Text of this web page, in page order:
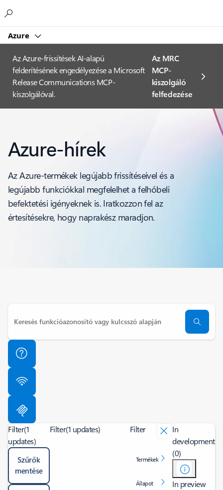
Azure
Az Azure-frissítések AI-alapú
felderítésének engedélyezése a Microsoft
Release Communications MCP-
kiszolgálóval.
Az MRC
MCP-
kiszolgáló
felfedezése
Azure-hírek
Az Azure-termékek legújabb frissítéseivel és a
legújabb funkciókkal megfelelhet a felhőbeli
befektetési igényeknek is. Iratkozzon fel az
értesítésekre, hogy naprakész maradjon.
Filter(1
updates)
Szűrők
mentése
Filter(1 updates) Filter
Termékek
Állapot
In
development
(0)
In preview